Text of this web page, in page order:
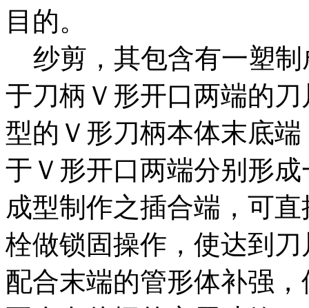
目的。
纱剪，其包含有一塑制
于刀柄Ｖ形开口两端的
型的Ｖ形刀柄本体末底
于Ｖ形开口两端分别形
成型制作之插合端，可
栓做锁固操作，使达到
配合末端的管形体补强